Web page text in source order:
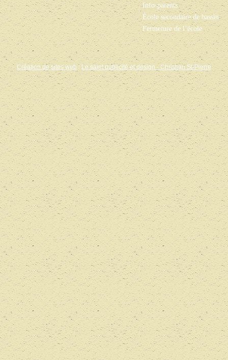
Info-parents
École secondaire de bassin
Fermeture de l’école
Création de sites web : Le saint publicité et design - Christian St-Pierre